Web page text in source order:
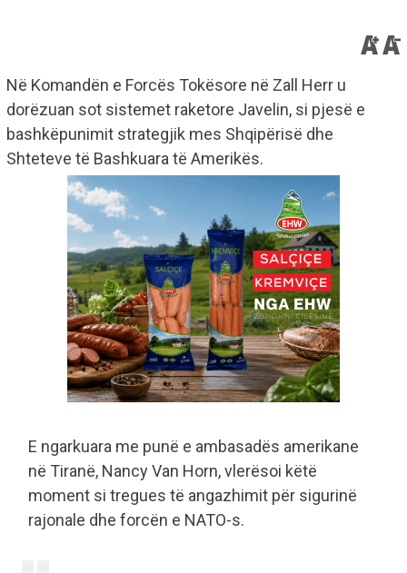
Në Komandën e Forcës Tokësore në Zall Herr u
dorëzuan sot sistemet raketore Javelin, si pjesë e
bashkëpunimit strategjik mes Shqipërisë dhe
Shteteve të Bashkuara të Amerikës.
E ngarkuara me punë e ambasadës amerikane
në Tiranë, Nancy Van Horn, vlerësoi këtë
moment si tregues të angazhimit për sigurinë
rajonale dhe forcën e NATO-s.